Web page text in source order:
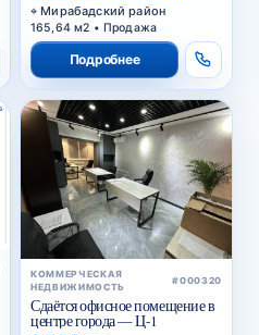
Мирабадский район
165,64 м2 • Продажа
Подробнее
КОММЕРЧЕСКАЯ
НЕДВИЖИМОСТЬ
#000320
Сдаётся офисное помещение в
центре города — Ц-1